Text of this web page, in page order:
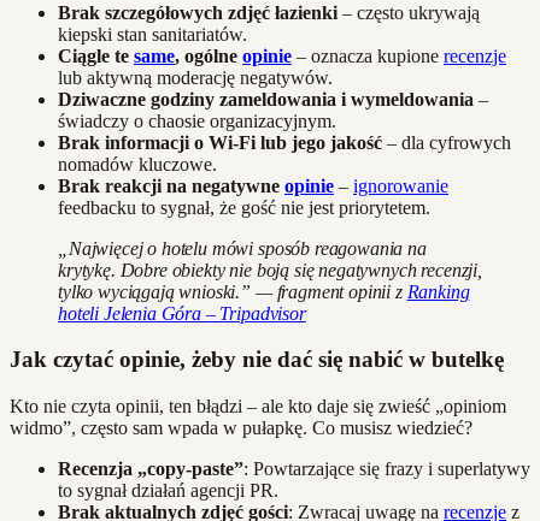
Brak szczegółowych zdjęć łazienki – często ukrywają
kiepski stan sanitariatów.
Ciągle te same, ogólne opinie – oznacza kupione recenzje
lub aktywną moderację negatywów.
Dziwaczne godziny zameldowania i wymeldowania –
świadczy o chaosie organizacyjnym.
Brak informacji o Wi-Fi lub jego jakość – dla cyfrowych
nomadów kluczowe.
Brak reakcji na negatywne opinie – ignorowanie
feedbacku to sygnał, że gość nie jest priorytetem.
„Najwięcej o hotelu mówi sposób reagowania na
krytykę. Dobre obiekty nie boją się negatywnych recenzji,
tylko wyciągają wnioski.” — fragment opinii z Ranking
hoteli Jelenia Góra – Tripadvisor
Jak czytać opinie, żeby nie dać się nabić w butelkę
Kto nie czyta opinii, ten błądzi – ale kto daje się zwieść „opiniom
widmo”, często sam wpada w pułapkę. Co musisz wiedzieć?
Recenzja „copy-paste”: Powtarzające się frazy i superlatywy
to sygnał działań agencji PR.
Brak aktualnych zdjęć gości: Zwracaj uwagę na recenzje z